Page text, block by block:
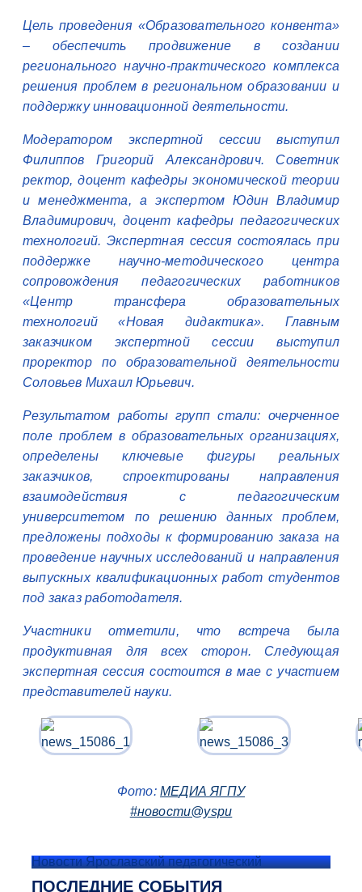
Цель проведения «Образовательного конвента»
– обеспечить продвижение в создании
регионального научно-практического комплекса
решения проблем в региональном образовании и
поддержку инновационной деятельности.
Модератором экспертной сессии выступил
Филиппов Григорий Александрович. Советник
ректор, доцент кафедры экономической теории
и менеджмента, а экспертом Юдин Владимир
Владимирович, доцент кафедры педагогических
технологий. Экспертная сессия состоялась при
поддержке научно-методического центра
сопровождения педагогических работников
«Центр трансфера образовательных
технологий «Новая дидактика». Главным
заказчиком экспертной сессии выступил
проректор по образовательной деятельности
Соловьев Михаил Юрьевич.
Результатом работы групп стали: очерченное
поле проблем в образовательных организациях,
определены ключевые фигуры реальных
заказчиков, спроектированы направления
взаимодействия с педагогическим
университетом по решению данных проблем,
предложены подходы к формированию заказа на
проведение научных исследований и направления
выпускных квалификационных работ студентов
под заказ работодателя.
Участники отметили, что встреча была
продуктивная для всех сторон. Следующая
экспертная сессия состоится в мае с участием
представителей науки.
Фото:МЕДИА ЯГПУ
#новости@yspu
Новости Ярославский педагогический
ПОСЛЕДНИЕ СОБЫТИЯ